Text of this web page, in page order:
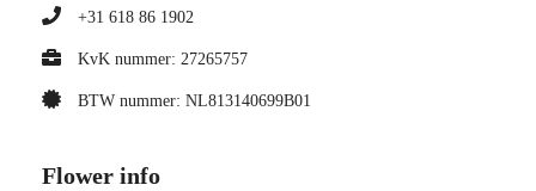
+31 618 86 1902
KvK nummer: 27265757
BTW nummer: NL813140699B01
Flower info